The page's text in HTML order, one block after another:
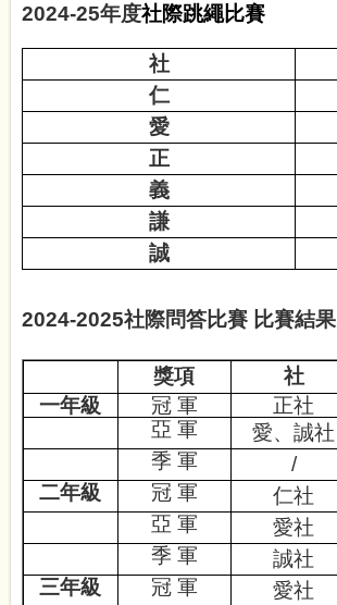
2024-25年度社際跳繩比賽
社
仁
愛
正
義
謙
誠
2024-2025社際問答比賽 比賽結果
獎項 社
一年級
冠 軍 正社
亞 軍 愛、誠社
季 軍
/
二年級
冠 軍 仁社
亞 軍 愛社
季 軍
誠社
三年級
冠 軍 愛社